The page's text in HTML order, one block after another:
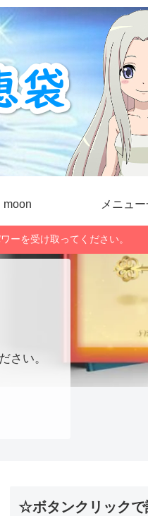
moon メニュ
ーを受け取ってください。
さい。
☆ボタンクリックで